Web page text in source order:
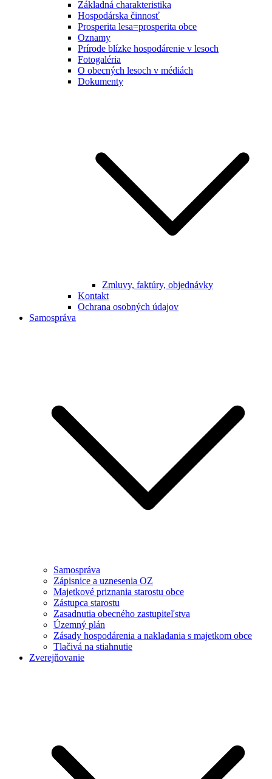
Základná charakteristika
Hospodárska činnosť
Prosperita lesa=prosperita obce
Oznamy
Prírode blízke hospodárenie v lesoch
Fotogaléria
O obecných lesoch v médiách
Dokumenty
Zmluvy, faktúry, objednávky
Kontakt
Ochrana osobných údajov
Samospráva
Samospráva
Zápisnice a uznesenia OZ
Majetkové priznania starostu obce
Zástupca starostu
Zasadnutia obecného zastupiteľstva
Územný plán
Zásady hospodárenia a nakladania s majetkom obce
Tlačivá na stiahnutie
Zverejňovanie